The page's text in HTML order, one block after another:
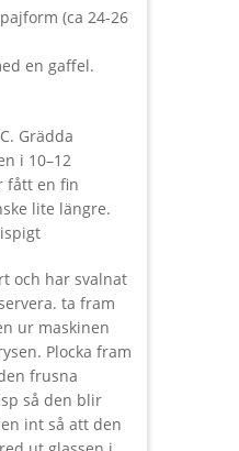
(ca 24-26
en gaffel.
Grädda
i 10–12
fått en fin
lite längre.
och har svalnat
ta fram
ur maskinen
Plocka fram
frusna
så den blir
int så att den